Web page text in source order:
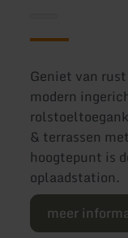
Geniet van
modern
& terrassen
hoogtepunt is
oplaadstation.
meer